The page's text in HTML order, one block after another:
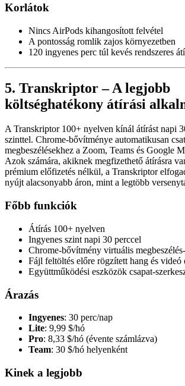
Korlátok
Nincs AirPods kihangosított felvétel
A pontosság romlik zajos környezetben
120 ingyenes perc túl kevés rendszeres
5. Transkriptor – A legjobb
költséghatékony átírási
A Transkriptor 100+ nyelven kínál átírást napi
szinttel. Chrome-bővítménye automatikusan
megbeszélésekhez a Zoom, Teams és Google
Azok számára, akiknek megfizethető átírásra
prémium előfizetés nélkül, a Transkriptor
nyújt alacsonyabb áron, mint a legtöbb
Főbb funkciók
Átírás 100+ nyelven
Ingyenes szint napi 30 perccel
Chrome-bővítmény virtuális
Fájl feltöltés előre rögzített hang és videó
Együttműködési eszközök csapat-
Árazás
Ingyenes: 30 perc/nap
Lite: 9,99 $/hó
Pro: 8,33 $/hó (évente számlázva)
Team: 30 $/hó helyenként
Kinek a legjobb